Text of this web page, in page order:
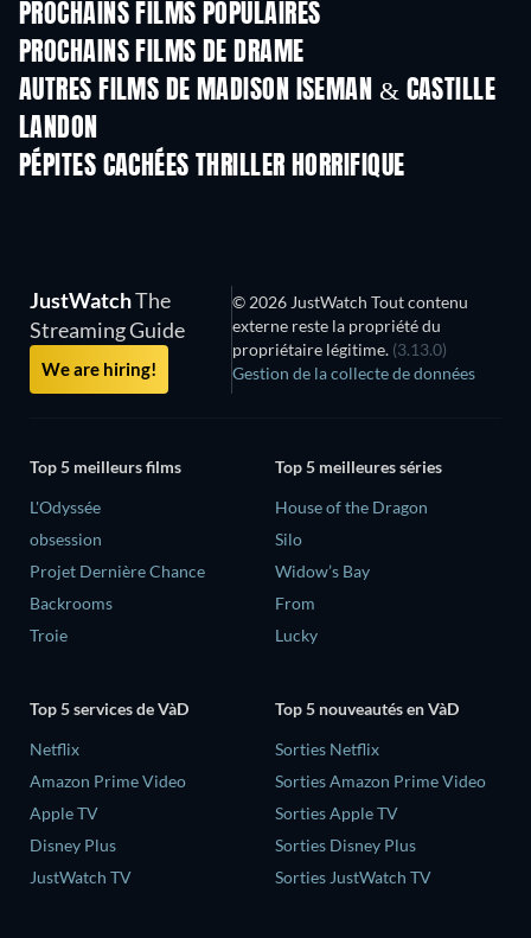
PROCHAINS FILMS POPULAIRES
PROCHAINS FILMS DE DRAME
AUTRES FILMS DE MADISON ISEMAN & CASTILLE
LANDON
PÉPITES CACHÉES THRILLER HORRIFIQUE
JustWatchThe
Streaming Guide
We are hiring!
© 2026 JustWatch Tout contenu
externe reste la propriété du
propriétaire légitime. (3.13.0)
Gestion de la collecte de données
Top 5 meilleurs films
L'Odyssée
obsession
Projet Dernière Chance
Backrooms
Troie
Top 5 meilleures séries
House of the Dragon
Silo
Widow’s Bay
From
Lucky
Top 5 services de VàD
Netflix
Amazon Prime Video
Apple TV
Disney Plus
JustWatch TV
Top 5 nouveautés en VàD
Sorties Netflix
Sorties Amazon Prime Video
Sorties Apple TV
Sorties Disney Plus
Sorties JustWatch TV